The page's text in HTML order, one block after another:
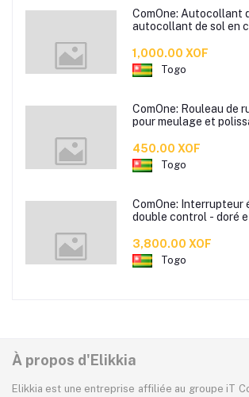
ComOne: Autocollant
autocollant de sol en
posé directement colle
formaldéhyde -
couleurs
1,000.00 XOF
Togo
ComOne: Rouleau de
pour meulage et polissage (Sans
450.00 XOF
Togo
ComOne: Interrupteur
double control - doré
double
3,800.00 XOF
Togo
À propos d'Elikkia
Elikkia est une entreprise affiliée au groupe iT